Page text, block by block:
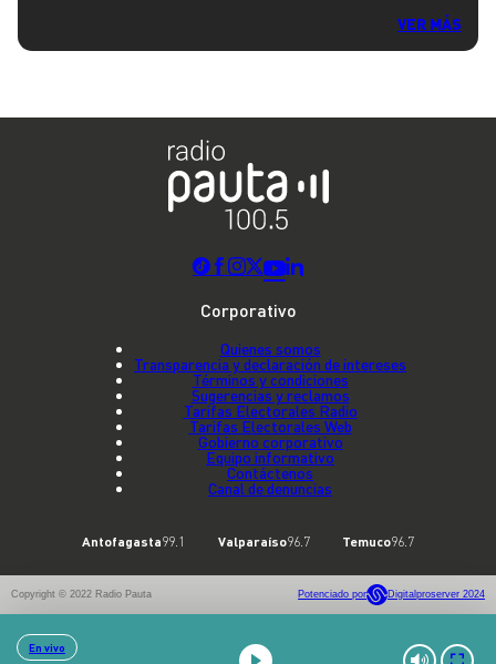
VER MÁS
En vivo
Corporativo
Quienes somos
Transparencia y declaración de intereses
Términos y condiciones
Sugerencias y reclamos
Tarifas Electorales Radio
Tarifas Electorales Web
Gobierno corporativo
Equipo informativo
Contáctenos
Canal de denuncias
Antofagasta99.1 Valparaíso96.7 Temuco96.7
Copyright © 2022 Radio Pauta Potenciado por Digitalproserver 2024